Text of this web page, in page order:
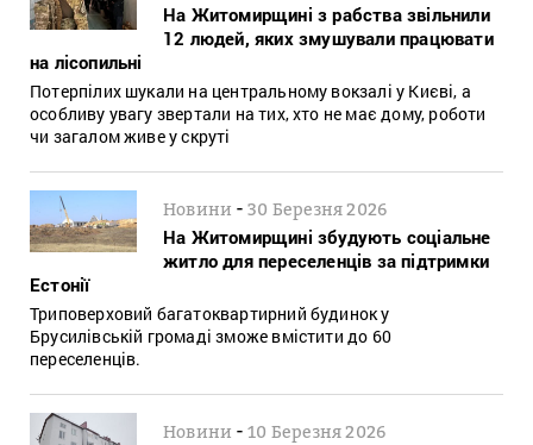
На Житомирщині з рабства звільнили
12 людей, яких змушували працювати
на лісопильні
Потерпілих шукали на центральному вокзалі у Києві, а
особливу увагу звертали на тих, хто не має дому, роботи
чи загалом живе у скруті
Новини -30 Березня 2026
На Житомирщині збудують соціальне
житло для переселенців за підтримки
Естонії
Триповерховий багатоквартирний будинок у
Брусилівській громаді зможе вмістити до 60
переселенців.
Новини -10 Березня 2026